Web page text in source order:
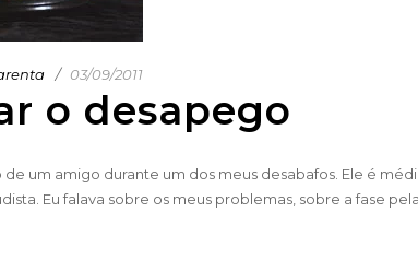
o desapego
03/09/2011
de um amigo durante um dos meus desabafos. Ele é
Eu falava sobre os meus problemas, sobre a fase